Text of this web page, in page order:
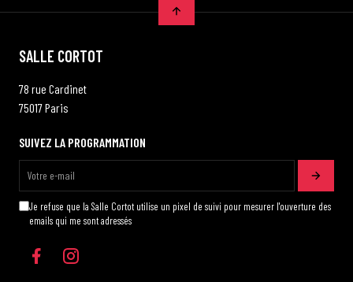
SALLE CORTOT
78 rue Cardinet
75017 Paris
SUIVEZ LA PROGRAMMATION
Je refuse que la Salle Cortot utilise un pixel de suivi pour mesurer l'ouverture des
emails qui me sont adressés